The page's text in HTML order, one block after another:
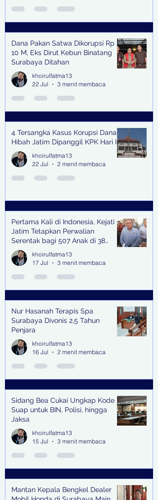
Dana Pakan Satwa Dikorupsi Rp
10 M, Eks Dirut Kebun Binatang
Surabaya Ditahan
khoirulfatma13
22 Jul
3 menit membaca
4 Tersangka Kasus Korupsi Dana
Hibah Jatim Dipanggil KPK Hari Ini
khoirulfatma13
22 Jul
2 menit membaca
Pertama Kali di Indonesia, Kejati
Jatim Tetapkan Perwalian
Serentak bagi 507 Anak di 38
Kabupaten & Kota
khoirulfatma13
17 Jul
3 menit membaca
Nur Hasanah Terapis Spa
Surabaya Divonis 2,5 Tahun
Penjara
khoirulfatma13
16 Jul
2 menit membaca
Sidang Bea Cukai Ungkap Kode
Suap untuk BIN, Polisi, hingga
Jaksa
khoirulfatma13
15 Jul
3 menit membaca
Mantan Kepala Bengkel Dealer